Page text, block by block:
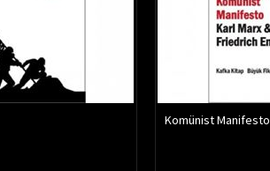
Komünist Manifesto